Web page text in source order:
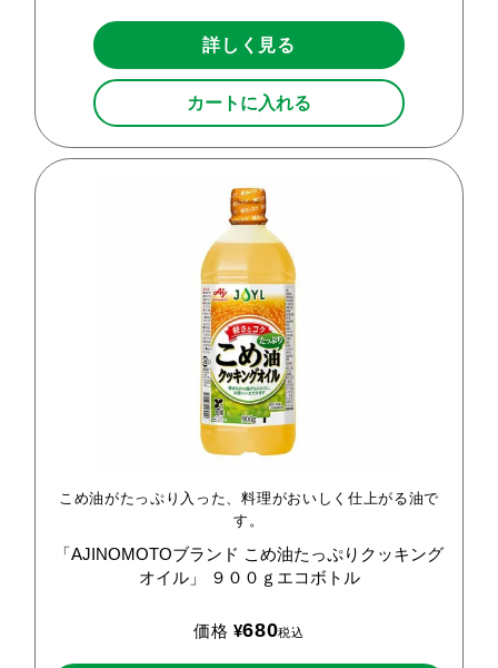
詳しく見る
カートに入れる
こめ油がたっぷり入った、料理がおいしく仕上がる油で
す。
「AJINOMOTOブランド こめ油たっぷりクッキング
オイル」
９００ｇエコボトル
価格 ¥680税込